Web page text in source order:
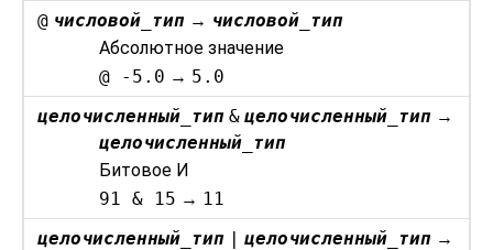
@ числовой_тип → числовой_тип
Абсолютное значение
@ -5.0 → 5.0
целочисленный_тип & целочисленный_тип →
целочисленный_тип
Битовое И
91 & 15 → 11
целочисленный_тип | целочисленный_тип →